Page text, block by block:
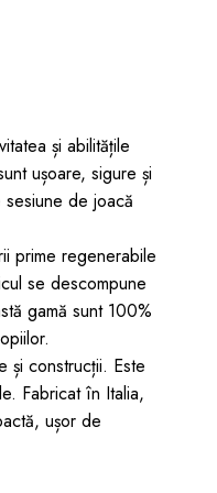
și abilitățile
ușoare, sigure și
de joacă
prime regenerabile
se descompune
gamă sunt 100%
și construcții. Este
Fabricat în Italia,
ușor de